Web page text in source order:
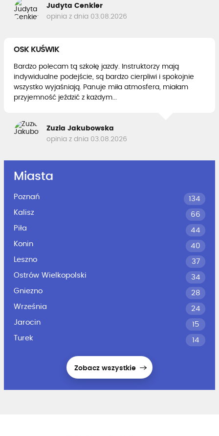
Judyta Cenkier
opinia z dnia 03.08.2026
OSK KUŚWIK
Bardzo polecam tą szkołę jazdy. Instruktorzy mają
indywidualne podejście, są bardzo cierpliwi i spokojnie
wszystko wyjaśniają. Panuje miła atmosfera, miałam
przyjemność jeździć z każdym...
Zuzia Jakubowska
opinia z dnia 03.08.2026
Miasta
Poznań
134
Kalisz
66
Piła
44
Konin
40
Leszno
37
Ostrów Wielkopolski
34
Gniezno
28
Września
24
Jarocin
15
Turek
14
Zobacz wszystkie